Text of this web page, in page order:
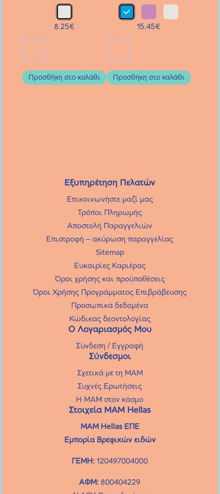
8.25€
Active™
Baby
Προσθήκη στο καλάθι
15.45€
Μπιμπερό
Easy
Προσθήκη στο καλάθι
Εξυπηρέτηση Πελατών
Επικοινωνήστε μαζί μας
Τρόποι Πληρωμής
Αποστολή Παραγγελιών
Επιστροφή – ακύρωση παραγγελίας
Sitemap
Ευκαιρίες Καριέρας
Όροι χρήσης και προϋποθέσεις
Όροι Χρήσης Προγράμματος Επιβράβευσης
Προσωπικά δεδομένα
Κώδικας δεοντολογίας
Ο Λογαριασμός Μου
Σύνδεση / Εγγραφή
Σύνδεσμοι
Σχετικά με τη MAM
Συχνές Eρωτήσεις
Η MAM στον κόσμο
Στοιχεία ΜΑΜ Hellas
MAM Hellas ΕΠΕ
Εμπορία Βρεφικών ειδών
ΓΕΜΗ: 120497004000
ΑΦΜ: 800404229